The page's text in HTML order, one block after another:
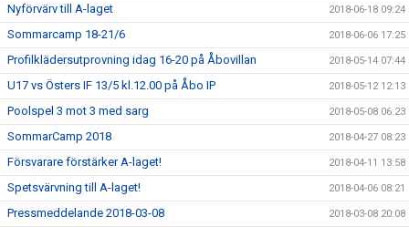
Nyförvärv till A-laget 2018-06-18 09:24
Sommarcamp 18-21/6 2018-06-06 17:25
Profilklädersutprovning idag 16-20 på Åbovillan 2018-05-14 07:44
U17 vs Östers IF 13/5 kl.12.00 på Åbo IP 2018-05-12 12:13
Poolspel 3 mot 3 med sarg 2018-05-08 06:23
SommarCamp 2018 2018-04-27 08:23
Försvarare förstärker A-laget! 2018-04-11 13:58
Spetsvärvning till A-laget! 2018-04-06 08:21
Pressmeddelande 2018-03-08 2018-03-08 20:08